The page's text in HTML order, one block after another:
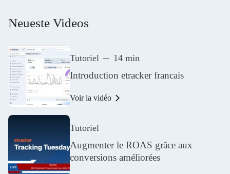
Neueste Videos
Tutoriel 14 min
Introduction etracker francais
Voir la vidéo
Tutoriel
Augmenter le ROAS grâce aux
conversions améliorées